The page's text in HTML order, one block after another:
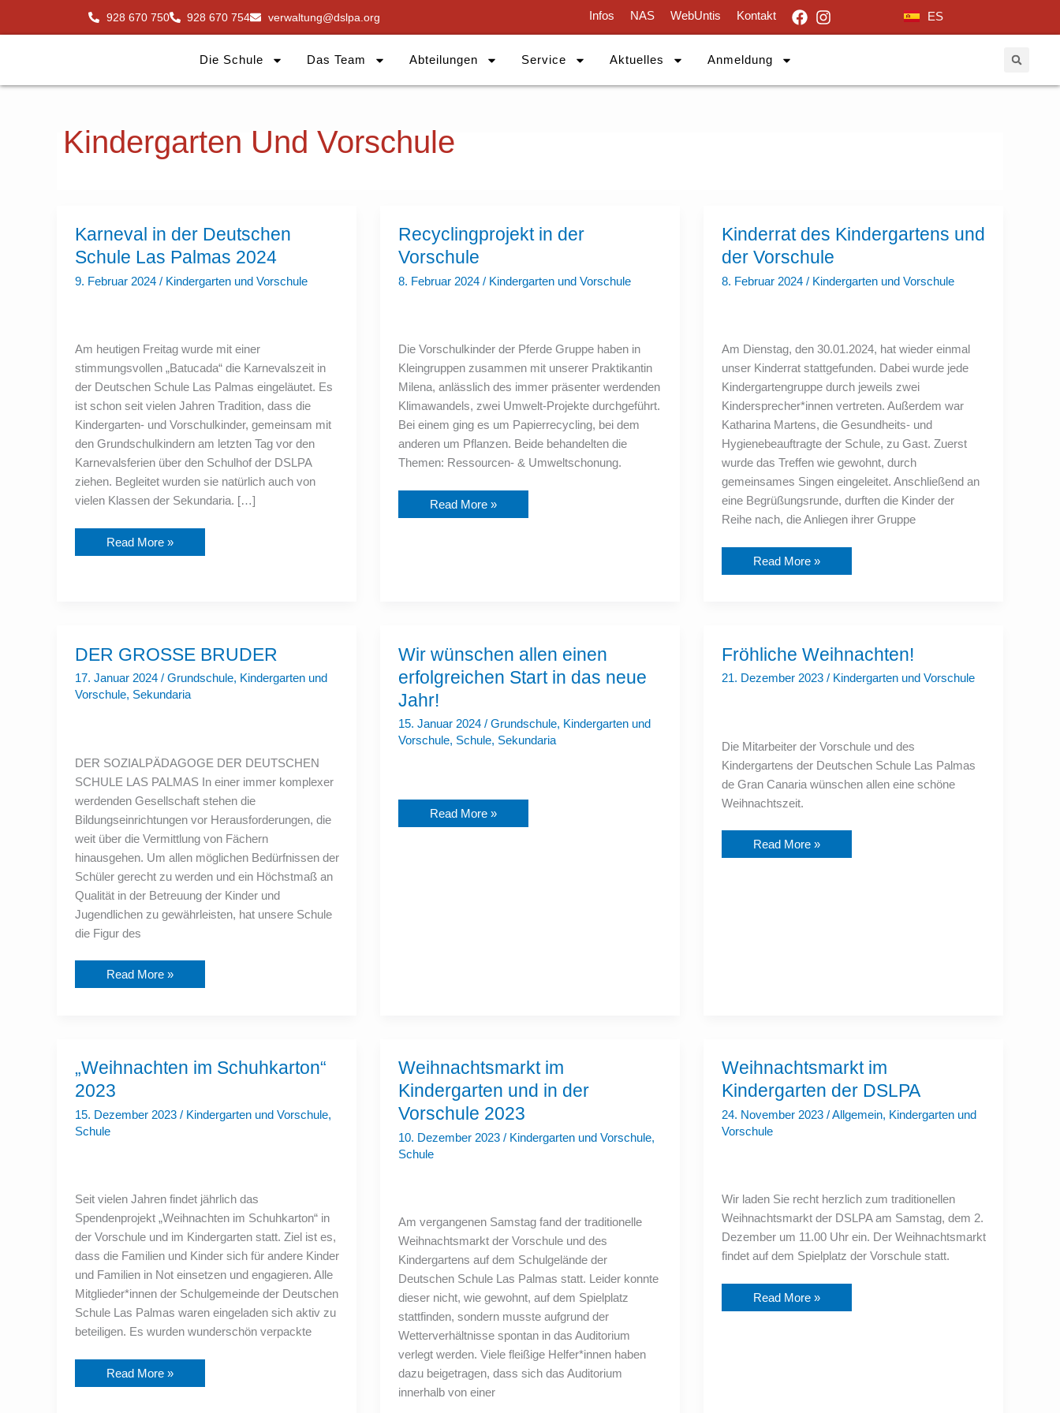
928 670 750 928 670 754 verwaltung@dslpa.org Infos NAS WebUntis Kontakt ES
Die Schule Das Team Abteilungen Service Aktuelles Anmeldung
Kindergarten Und Vorschule
Karneval in der Deutschen
Schule Las Palmas 2024
9. Februar 2024 / Kindergarten und Vorschule
Am heutigen Freitag wurde mit einer
stimmungsvollen „Batucada“ die Karnevalszeit in
der Deutschen Schule Las Palmas eingeläutet. Es
ist schon seit vielen Jahren Tradition, dass die
Kindergarten- und Vorschulkinder, gemeinsam mit
den Grundschulkindern am letzten Tag vor den
Karnevalsferien über den Schulhof der DSLPA
ziehen. Begleitet wurden sie natürlich auch von
vielen Klassen der Sekundaria. […]
Karneval
in
der
Deutschen
Schule
Las
Read More »
Recyclingprojekt in der
Vorschule
8. Februar 2024 / Kindergarten und Vorschule
Die Vorschulkinder der Pferde Gruppe haben in
Kleingruppen zusammen mit unserer Praktikantin
Milena, anlässlich des immer präsenter werdenden
Klimawandels, zwei Umwelt-Projekte durchgeführt.
Bei einem ging es um Papierrecycling, bei dem
anderen um Pflanzen. Beide behandelten die
Themen: Ressourcen- & Umweltschonung.
Recyclingprojekt
in
der
Vorschule
Read More »
Kinderrat des Kindergartens und
der Vorschule
8. Februar 2024 / Kindergarten und Vorschule
Am Dienstag, den 30.01.2024, hat wieder einmal
unser Kinderrat stattgefunden. Dabei wurde jede
Kindergartengruppe durch jeweils zwei
Kindersprecher*innen vertreten. Außerdem war
Katharina Martens, die Gesundheits- und
Hygienebeauftragte der Schule, zu Gast. Zuerst
wurde das Treffen wie gewohnt, durch
gemeinsames Singen eingeleitet. Anschließend an
eine Begrüßungsrunde, durften die Kinder der
Reihe nach, die Anliegen ihrer Gruppe
Kinderrat
des
Kindergartens
und
der
Vorschule
Read More »
DER GROSSE BRUDER
17. Januar 2024 / Grundschule, Kindergarten und
Vorschule, Sekundaria
DER SOZIALPÄDAGOGE DER DEUTSCHEN
SCHULE LAS PALMAS In einer immer komplexer
werdenden Gesellschaft stehen die
Bildungseinrichtungen vor Herausforderungen, die
weit über die Vermittlung von Fächern
hinausgehen. Um allen möglichen Bedürfnissen der
Schüler gerecht zu werden und ein Höchstmaß an
Qualität in der Betreuung der Kinder und
Jugendlichen zu gewährleisten, hat unsere Schule
die Figur des
DER
GROSSE
BRUDER
Read More »
Wir wünschen allen einen
erfolgreichen Start in das neue
Jahr!
15. Januar 2024 / Grundschule, Kindergarten und
Vorschule, Schule, Sekundaria
Wir
wünschen
allen
einen
erfolgreichen
Start
in
das
neue
Read More »
Fröhliche Weihnachten!
21. Dezember 2023 / Kindergarten und Vorschule
Die Mitarbeiter der Vorschule und des
Kindergartens der Deutschen Schule Las Palmas
de Gran Canaria wünschen allen eine schöne
Weihnachtszeit.
Fröhliche
Weihnachten!
Read More »
„Weihnachten im Schuhkarton“
2023
15. Dezember 2023 / Kindergarten und Vorschule,
Schule
Seit vielen Jahren findet jährlich das
Spendenprojekt „Weihnachten im Schuhkarton“ in
der Vorschule und im Kindergarten statt. Ziel ist es,
dass die Familien und Kinder sich für andere Kinder
und Familien in Not einsetzen und engagieren. Alle
Mitglieder*innen der Schulgemeinde der Deutschen
Schule Las Palmas waren eingeladen sich aktiv zu
beteiligen. Es wurden wunderschön verpackte
„Weihnachten
im
Schuhkarton“
2023
Read More »
Weihnachtsmarkt im
Kindergarten und in der
Vorschule 2023
10. Dezember 2023 / Kindergarten und Vorschule,
Schule
Am vergangenen Samstag fand der traditionelle
Weihnachtsmarkt der Vorschule und des
Kindergartens auf dem Schulgelände der
Deutschen Schule Las Palmas statt. Leider konnte
dieser nicht, wie gewohnt, auf dem Spielplatz
stattfinden, sondern musste aufgrund der
Wetterverhältnisse spontan in das Auditorium
verlegt werden. Viele fleißige Helfer*innen haben
dazu beigetragen, dass sich das Auditorium
innerhalb von einer
Weihnachtsmarkt
im
Kindergarten
und
in
der
Vorschule
2023
Weihnachtsmarkt im
Kindergarten der DSLPA
24. November 2023 /Allgemein, Kindergarten und
Vorschule
Wir laden Sie recht herzlich zum traditionellen
Weihnachtsmarkt der DSLPA am Samstag, dem 2.
Dezember um 11.00 Uhr ein. Der Weihnachtsmarkt
findet auf dem Spielplatz der Vorschule statt.
Weihnachtsmarkt
im
Kindergarten
der
DSLPA
Read More »